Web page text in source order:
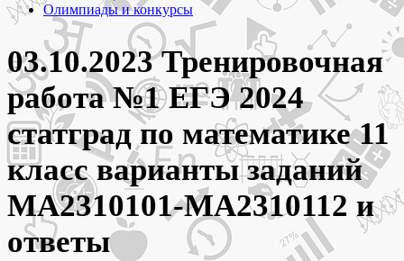
Олимпиады и конкурсы
03.10.2023 Тренировочная
работа №1 ЕГЭ 2024
статград по математике 11
класс варианты заданий
МА2310101-МА2310112 и
ответы